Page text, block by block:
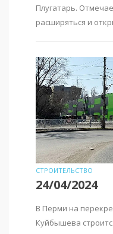
Плугатарь.
расширяться и
СТРОИТЕЛЬСТВО
24/04/2024
В Перми на
Куйбышева